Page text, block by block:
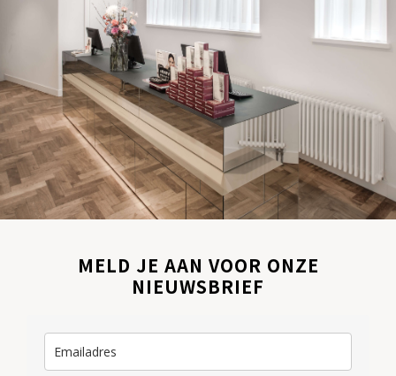
MELD JE AAN VOOR ONZE
NIEUWSBRIEF